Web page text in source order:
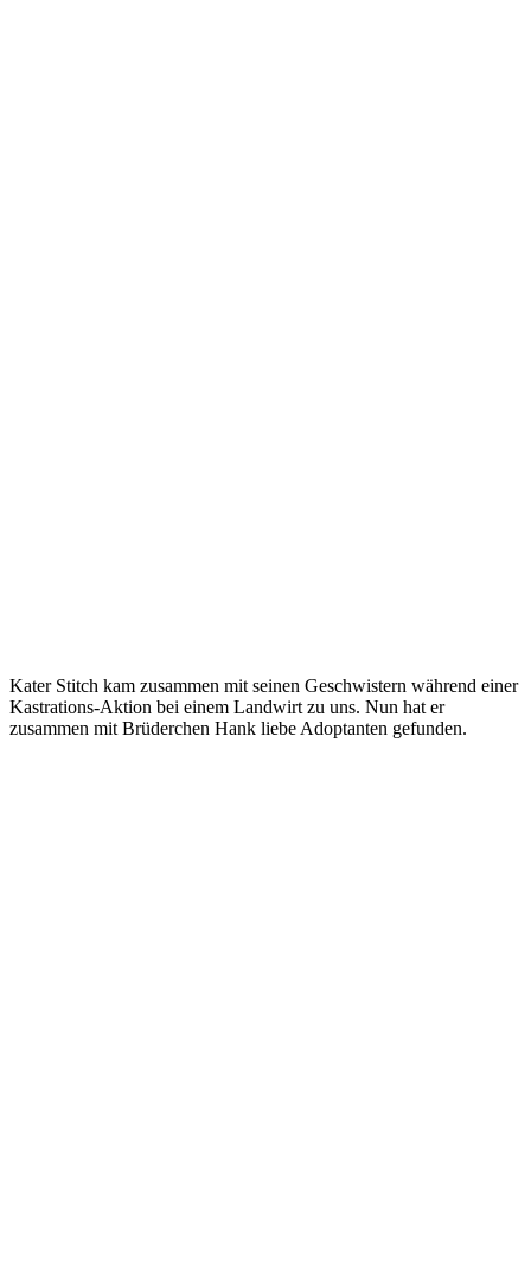
Kater Stitch kam zusammen mit seinen Geschwistern während einer
Kastrations-Aktion bei einem Landwirt zu uns. Nun hat er
zusammen mit Brüderchen Hank liebe Adoptanten gefunden.